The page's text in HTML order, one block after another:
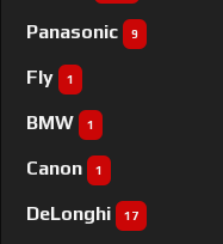
Panasonic 9
Fly 1
BMW 1
Canon 1
DeLonghi 17